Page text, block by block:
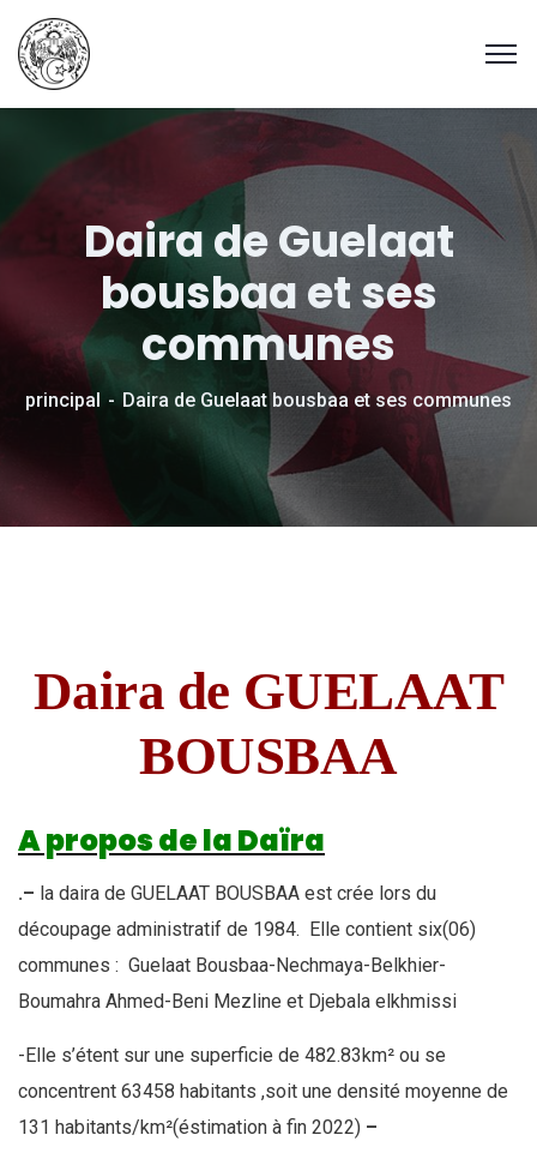
Daira de Guelaat
bousbaa et ses
communes
principal Daira de Guelaat bousbaa et ses communes
Daira de GUELAAT
BOUSBAA
A propos de la Daïra
.– la daira de GUELAAT BOUSBAA est crée lors du
découpage administratif de 1984. Elle contient six(06)
communes : Guelaat Bousbaa-Nechmaya-Belkhier-
Boumahra Ahmed-Beni Mezline et Djebala elkhmissi
-Elle s’étent sur une superficie de 482.83km² ou se
concentrent 63458 habitants ,soit une densité moyenne de
131 habitants/km²(éstimation à fin 2022) –